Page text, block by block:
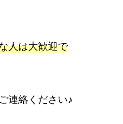
人は大歓迎で
連絡ください♪